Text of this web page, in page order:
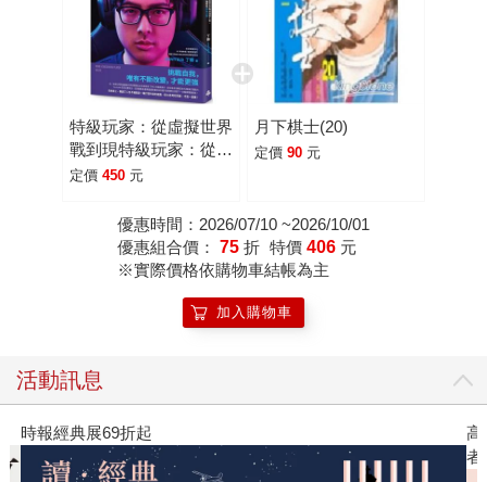
特級玩家：從虛擬世界
戰到現特級玩家：從虛
擬世界戰到現實人生，
定價 450 元
月下棋士(20)
定價 90 元
優惠時間：2026/07/10 ~2026/10/01
優惠組合價： 75 折 特價 406 元
※實際價格依購物車結帳為主
加入購物車
活動訊息
時報經典展69折起
高
者